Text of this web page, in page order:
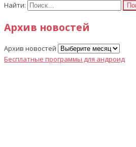
Найти:
Архив новостей
Архив новостей
Бесплатные программы для андроид